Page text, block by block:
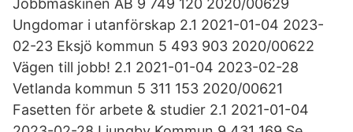
Jobbmaskinen AB 9 749 120 2020/00629
Ungdomar i utanförskap 2.1 2021-01-04 2023-
02-23 Eksjö kommun 5 493 903 2020/00622
Vägen till jobb! 2.1 2021-01-04 2023-02-28
Vetlanda kommun 5 311 153 2020/00621
Fasetten för arbete & studier 2.1 2021-01-04